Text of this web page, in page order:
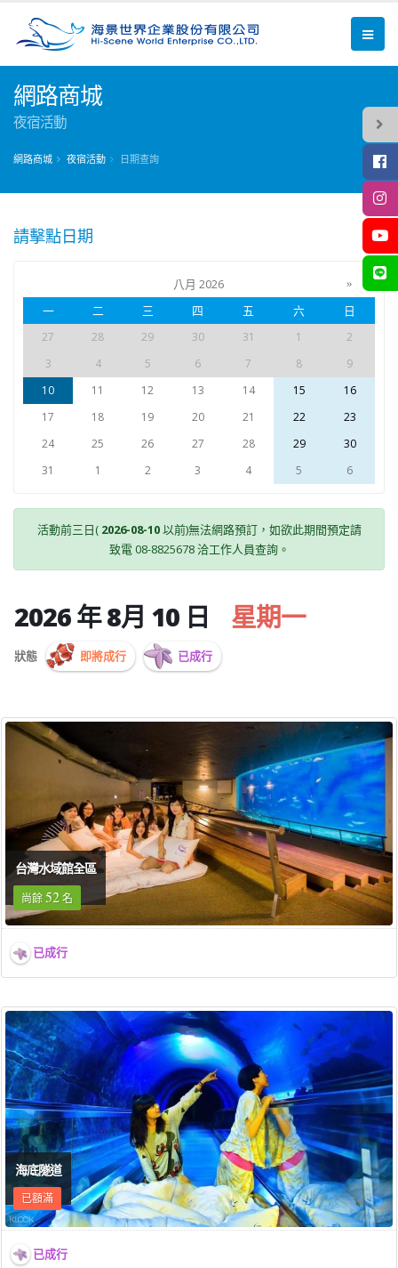
網路商城
夜宿活動
網路商城 夜宿活動 日期查詢
請擊點日期
八月 2026 »
一 二 三 四 五 六 日
27 28 29 30 31 1
2
3
4 5 6 7 8
9
10
11 12 13 14 15
16
17
18 19 20 21 22
23
24
25 26 27 28 29
30
31
1 2 3 4 5 6
活動前三日(2026-08-10以前)無法網路預訂，如欲此期間預定請
致電 08-8825678 洽工作人員查詢。
2026 年 8月 10 日 星期一
狀態 即將成行 已成行
台灣水域館全區
尚餘52名
已成行
海底隧道
已額滿
已成行